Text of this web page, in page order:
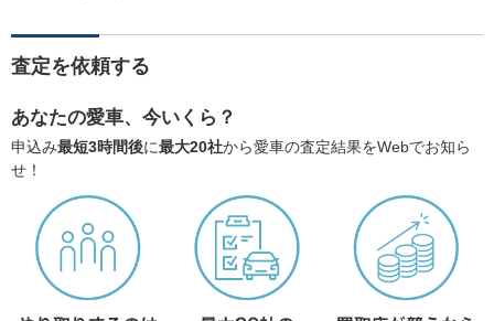
査定を依頼する
あなたの愛車、今いくら？
申込み最短3時間後に最大20社から愛車の査定結果をWebでお知ら
せ！